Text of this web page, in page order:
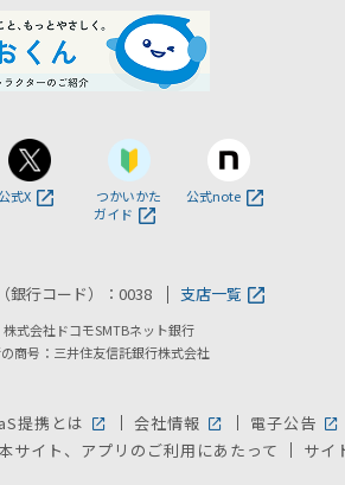
公式X
つかいかた
ガイド
公式note
銀行コード）：0038 支店一覧
式会社ドコモSMTBネット銀行
商号：三井住友信託銀行株式会社
す。
ンドウで開きます。
提携とは 新しいウィンドウで開きます。
会社情報 新しいウィンドウ
電子公告 新
サイト、アプリのご利用にあたって サイ